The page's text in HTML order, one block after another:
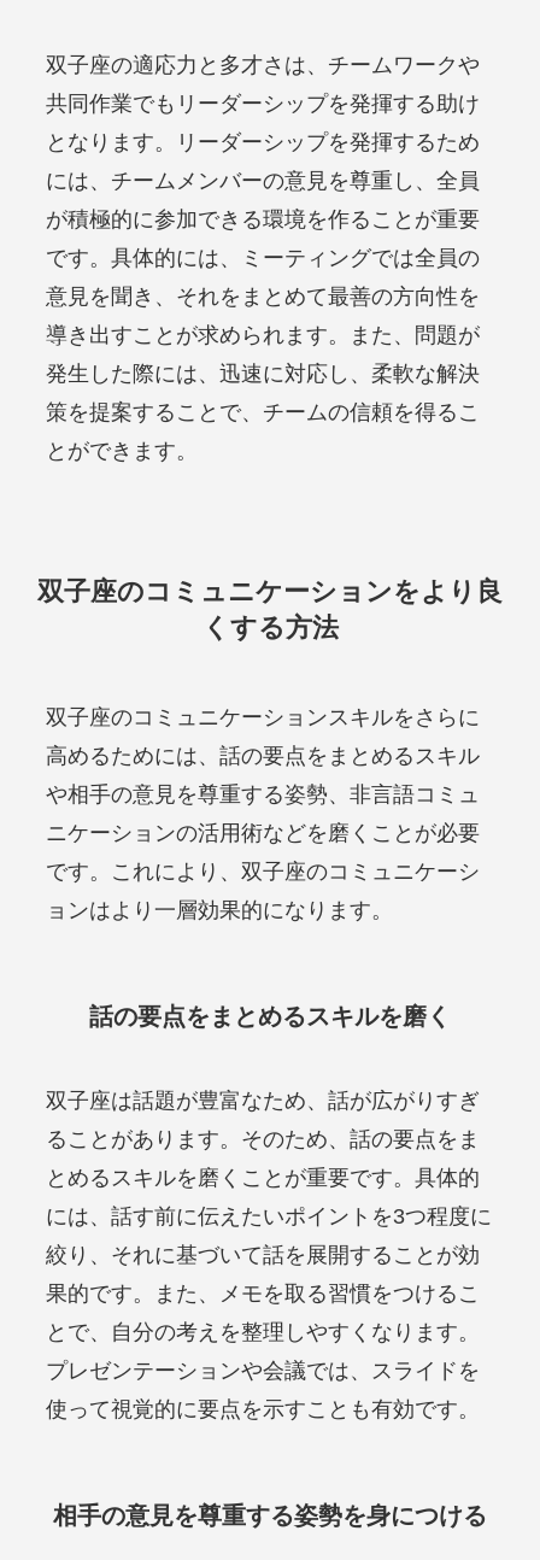
双子座の適応力と多才さは、チームワークや
共同作業でもリーダーシップを発揮する助け
となります。リーダーシップを発揮するため
には、チームメンバーの意見を尊重し、全員
が積極的に参加できる環境を作ることが重要
です。具体的には、ミーティングでは全員の
意見を聞き、それをまとめて最善の方向性を
導き出すことが求められます。また、問題が
発生した際には、迅速に対応し、柔軟な解決
策を提案することで、チームの信頼を得るこ
とができます。
双子座のコミュニケーションをより良
くする方法
双子座のコミュニケーションスキルをさらに
高めるためには、話の要点をまとめるスキル
や相手の意見を尊重する姿勢、非言語コミュ
ニケーションの活用術などを磨くことが必要
です。これにより、双子座のコミュニケーシ
ョンはより一層効果的になります。
話の要点をまとめるスキルを磨く
双子座は話題が豊富なため、話が広がりすぎ
ることがあります。そのため、話の要点をま
とめるスキルを磨くことが重要です。具体的
には、話す前に伝えたいポイントを3つ程度に
絞り、それに基づいて話を展開することが効
果的です。また、メモを取る習慣をつけるこ
とで、自分の考えを整理しやすくなります。
プレゼンテーションや会議では、スライドを
使って視覚的に要点を示すことも有効です。
相手の意見を尊重する姿勢を身につける